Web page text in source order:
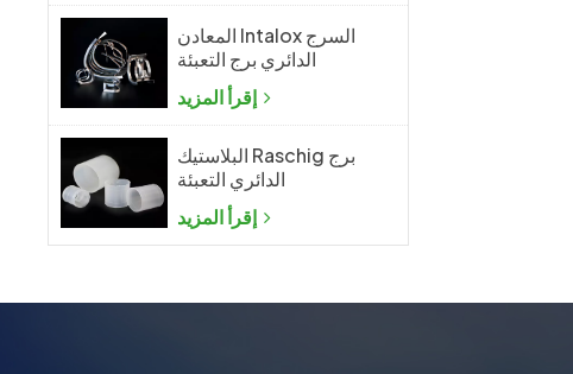
المعادن Intalox السرج
الدائري برج التعبئة
البلاستيك Raschig برج
الدائري التعبئة